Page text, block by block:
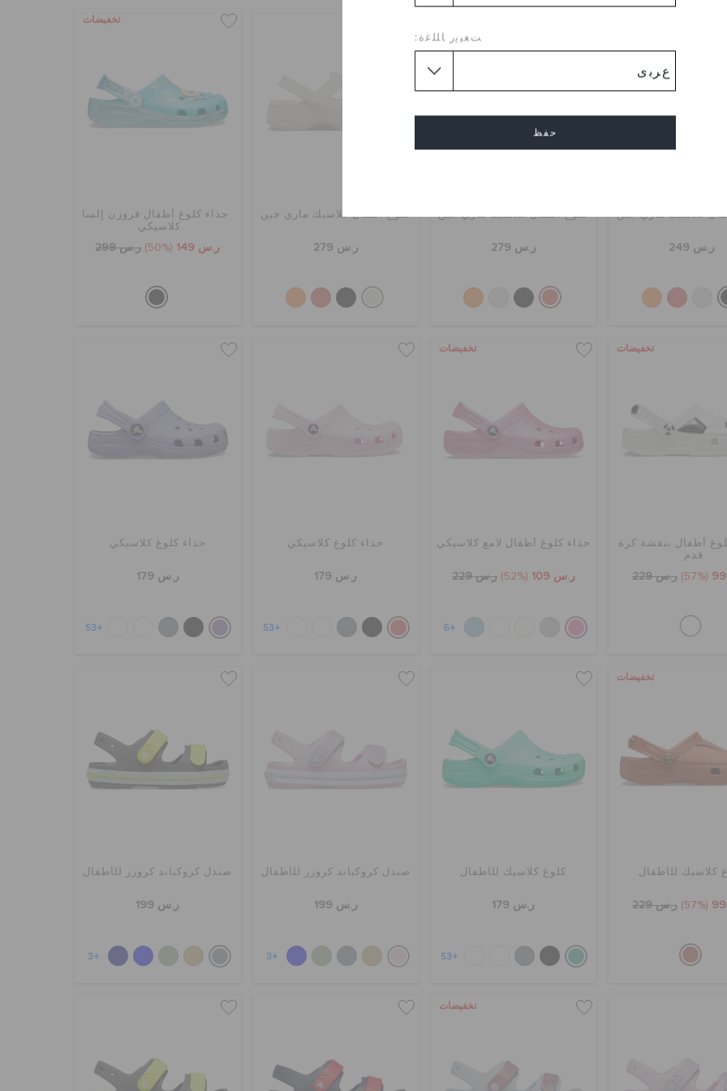
ﺖﻐﻴﻳﺭ ﺎﻠﻠﻏﺓ:
حفظ
كلاسيك ماري جين
ر.س 249
كلوغ أطفال كلاسيك ماري جين
ر.س 279
كلوغ أطفال كلاسيك ماري جين
ر.س 279
تخفيضات
حذاء كلوغ أطفال فروزن إلسا
كلاسيكي
ر.س 149 (50%) ر.س 299
تخفيضات
أطفال بنقشة كرة
قدم
(57%) ر.س 229
تخفيضات
حذاء كلوغ أطفال لامع كلاسيكي
ر.س 109 (52%) ر.س 229
+6
حذاء كلوغ كلاسيكي
ر.س 179
+53
حذاء كلوغ كلاسيكي
ر.س 179
+53
تخفيضات
كلاسيك للأطفال
(57%) ر.س 229
كلوغ كلاسيك للأطفال
ر.س 179
+53
صندل كروكباند كروزر للأطفال
ر.س 199
+3
صندل كروكباند كروزر للأطفال
ر.س 199
+3
تخفيضات